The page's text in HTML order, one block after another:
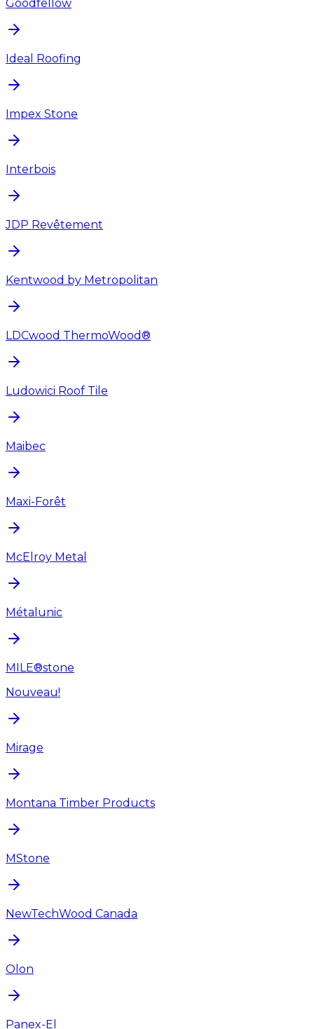
Goodfellow
Ideal Roofing
Impex Stone
Interbois
JDP Revêtement
Kentwood by Metropolitan
LDCwood ThermoWood®
Ludowici Roof Tile
Maibec
Maxi-Forêt
McElroy Metal
Métalunic
MILE®stone
Nouveau!
Mirage
Montana Timber Products
MStone
NewTechWood Canada
Olon
Panex-El